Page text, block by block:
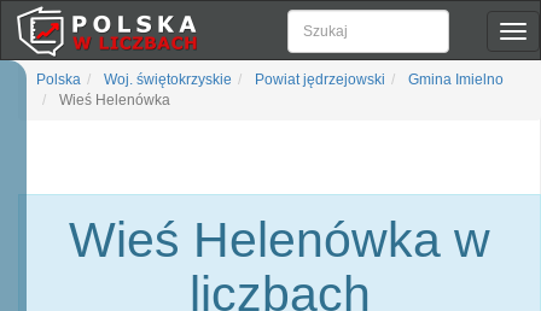
Polska Woj. świętokrzyskie Powiat jędrzejowski
Gmina Imielno
Wieś Helenówka
Wieś Helenówka w
liczbach